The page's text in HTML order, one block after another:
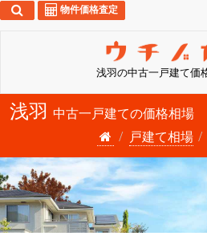
浅羽の中古一戸建て価
物件価格査定
浅羽 中古一戸建ての価格相場
戸建て相場